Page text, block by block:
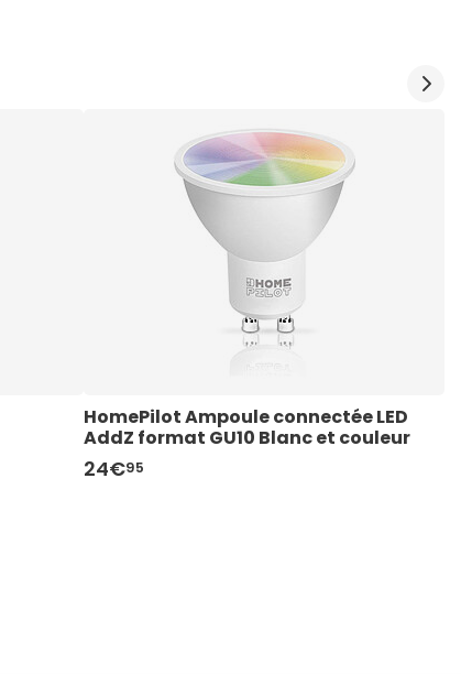
HomePilot Ampoule connectée LED
AddZ format GU10 Blanc et couleur
24€95